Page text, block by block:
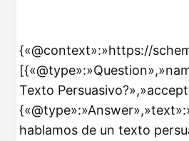
{«@context»:»https://
Texto
hablamos de un texto